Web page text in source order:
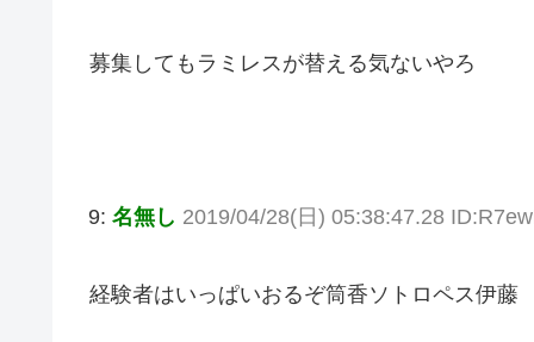
募集してもラミレスが替える気ないやろ
9: 名無し 2019/04/28(日) 05:38:47.28
経験者はいっぱいおるぞ筒香ソトロペス伊藤